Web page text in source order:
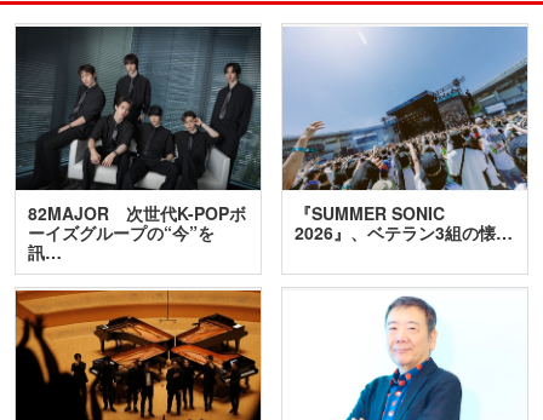
82MAJOR 次世代K-POPボ
ーイズグループの“今”を
訊…
『SUMMER SONIC
2026』、ベテラン3組の懐…